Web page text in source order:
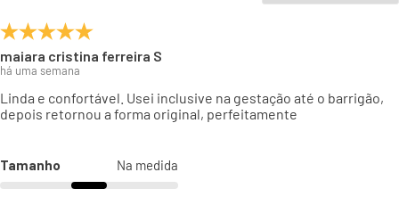
maiara cristina ferreira S
há uma semana
Linda e confortável. Usei inclusive na gestação até o barrigão,
depois retornou a forma original, perfeitamente
Tamanho Na medida